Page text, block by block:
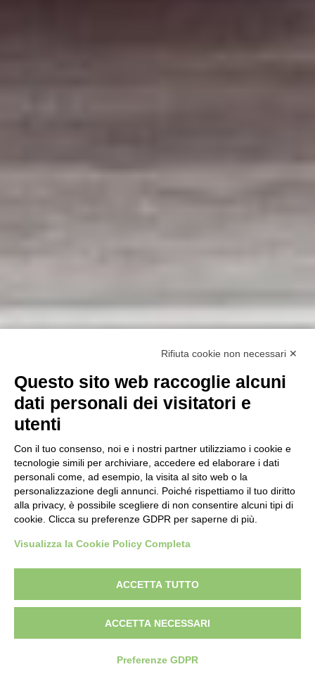
Rifiuta cookie non necessari ✕
Questo sito web raccoglie alcuni
dati personali dei visitatori e
utenti
Con il tuo consenso, noi e i nostri partner utilizziamo i cookie e
tecnologie simili per archiviare, accedere ed elaborare i dati
personali come, ad esempio, la visita al sito web o la
personalizzazione degli annunci. Poiché rispettiamo il tuo diritto
alla privacy, è possibile scegliere di non consentire alcuni tipi di
cookie. Clicca su preferenze GDPR per saperne di più.
Visualizza la Cookie Policy Completa
ACCETTA TUTTO
ACCETTA NECESSARI
Preferenze GDPR